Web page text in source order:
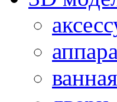
ванная